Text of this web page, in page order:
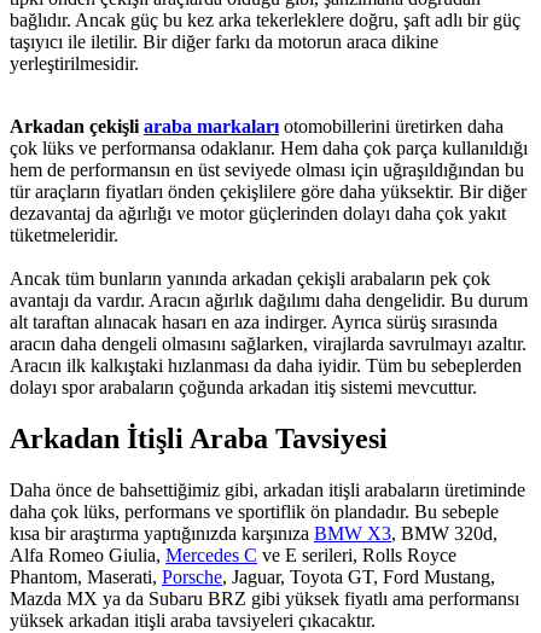
bağlıdır. Ancak güç bu kez arka tekerleklere doğru, şaft adlı bir güç
taşıyıcı ile iletilir. Bir diğer farkı da motorun araca dikine
yerleştirilmesidir.
Arkadan çekişli araba markaları otomobillerini üretirken daha
çok lüks ve performansa odaklanır. Hem daha çok parça kullanıldığı
hem de performansın en üst seviyede olması için uğraşıldığından bu
tür araçların fiyatları önden çekişlilere göre daha yüksektir. Bir diğer
dezavantaj da ağırlığı ve motor güçlerinden dolayı daha çok yakıt
tüketmeleridir.
Ancak tüm bunların yanında arkadan çekişli arabaların pek çok
avantajı da vardır. Aracın ağırlık dağılımı daha dengelidir. Bu durum
alt taraftan alınacak hasarı en aza indirger. Ayrıca sürüş sırasında
aracın daha dengeli olmasını sağlarken, virajlarda savrulmayı azaltır.
Aracın ilk kalkıştaki hızlanması da daha iyidir. Tüm bu sebeplerden
dolayı spor arabaların çoğunda arkadan itiş sistemi mevcuttur.
Arkadan İtişli Araba Tavsiyesi
Daha önce de bahsettiğimiz gibi, arkadan itişli arabaların üretiminde
daha çok lüks, performans ve sportiflik ön plandadır. Bu sebeple
kısa bir araştırma yaptığınızda karşınıza BMW X3, BMW 320d,
Alfa Romeo Giulia, Mercedes C ve E serileri, Rolls Royce
Phantom, Maserati, Porsche, Jaguar, Toyota GT, Ford Mustang,
Mazda MX ya da Subaru BRZ gibi yüksek fiyatlı ama performansı
yüksek arkadan itişli araba tavsiyeleri çıkacaktır.